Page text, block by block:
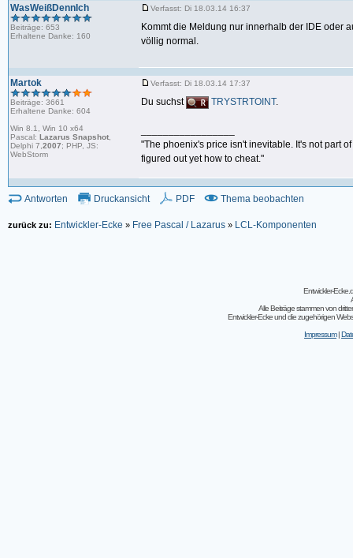
WasWeißDennIch
Beiträge: 653
Erhaltene Danke: 160
Verfasst: Di 18.03.14 16:37
Kommt die Meldung nur innerhalb der IDE oder
völlig normal.
Martok
Beiträge: 3661
Erhaltene Danke: 604
Win 8.1, Win 10 x64
Pascal: Lazarus Snapshot
Delphi 7, 2007; PHP, JS:
WebStorm
Verfasst: Di 18.03.14 17:37
Du suchst TRYSTRTOINT.
"The phoenix's price isn't inevitable. It's not part
figured out yet how to cheat."
Antworten Druckansicht PDF Thema beobachten
zurück zu: Entwickler-Ecke » Free Pascal / Lazarus » LCL-Komponenten
Entwickler-
Alle Beiträge stammen von
Entwickler-Ecke und die zugehörigen
Impressum|